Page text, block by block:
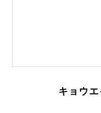
キョウ